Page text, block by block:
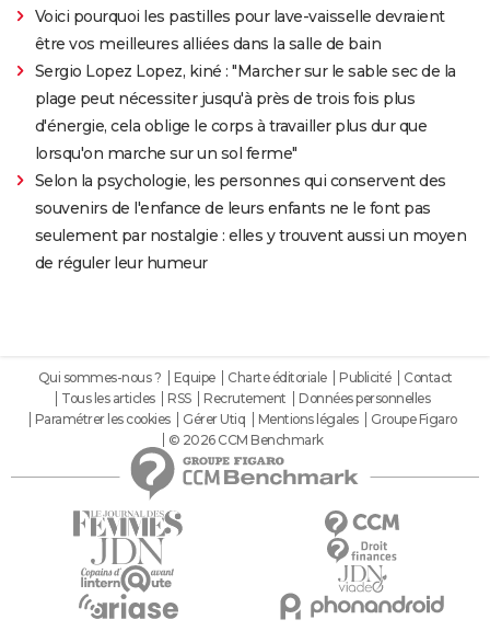
Voici pourquoi les pastilles pour lave-vaisselle devraient
être vos meilleures alliées dans la salle de bain
Sergio Lopez Lopez, kiné : "Marcher sur le sable sec de la
plage peut nécessiter jusqu'à près de trois fois plus
d'énergie, cela oblige le corps à travailler plus dur que
lorsqu'on marche sur un sol ferme"
Selon la psychologie, les personnes qui conservent des
souvenirs de l'enfance de leurs enfants ne le font pas
seulement par nostalgie : elles y trouvent aussi un moyen
de réguler leur humeur
Qui sommes-nous ? Equipe Charte éditoriale Publicité
Contact
Tous les articles
RSS Recrutement
Données personnelles
Paramétrer les cookies
Gérer Utiq Mentions légales
Groupe Figaro
© 2026 CCM Benchmark